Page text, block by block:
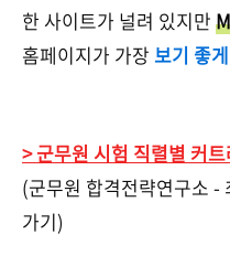
한 사이트가 널려 있지만
홈페이지가 가장 보기 좋
> 군무원 시험 직렬별 커
(군무원 합격전략연구소 -
가기)